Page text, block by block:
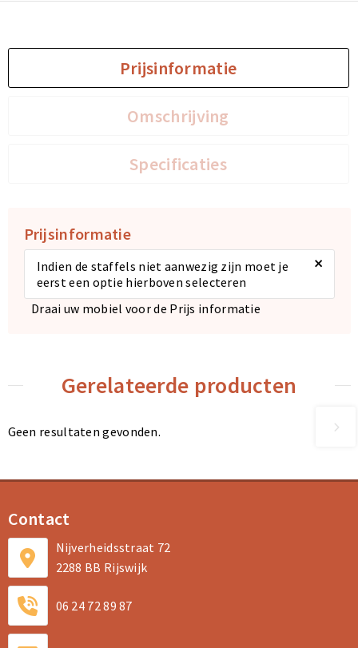
Prijsinformatie
Omschrijving
Specificaties
Prijsinformatie
Indien de staffels niet aanwezig zijn moet je
eerst een optie hierboven selecteren
×
Draai uw mobiel voor de Prijs informatie
Gerelateerde producten
Geen resultaten gevonden.
Contact
Nijverheidsstraat 72
2288 BB Rijswijk
06 24 72 89 87